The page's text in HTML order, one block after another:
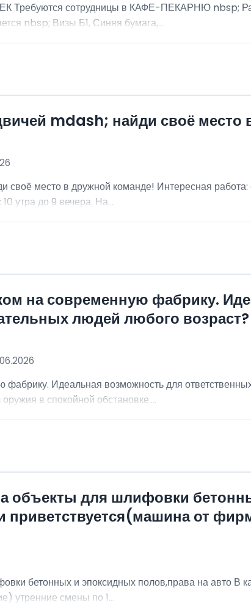
сотрудницы в КАФЕ-ПЕКАРНЮ nbsp;
nbsp; Визы Б1, Синяя бумага,...
mdash; найди своё место
своё место в дружной команде! Интересная
утра до 9 вечера. На...
на современную фабрику.
людей любого возраст?
Идеальная возможность для
в спокойной обстановке....
объекты для шлифовки
приветствуется(машина от
бетонных и эпоксидных полов,права на авто В
утренние смены по 1...